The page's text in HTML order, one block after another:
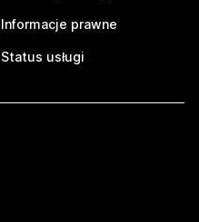
Informacje prawne
Status usługi